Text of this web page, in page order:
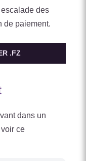
des
de paiement.
.FZ
dans un
ce